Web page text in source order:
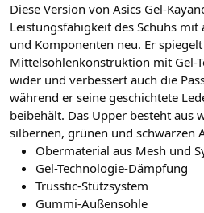
Diese Version von Asics Gel-
Leistungsfähigkeit des Schuhs
und Komponenten neu. Er
Mittelsohlenkonstruktion mit Gel-
wider und verbessert auch die
während er seine geschichtete
beibehält. Das Upper besteht aus
silbernen, grünen und schwarzen
Obermaterial aus Mesh und
Gel-Technologie-Dämpfung
Trusstic-Stützsystem
Gummi-Außensohle